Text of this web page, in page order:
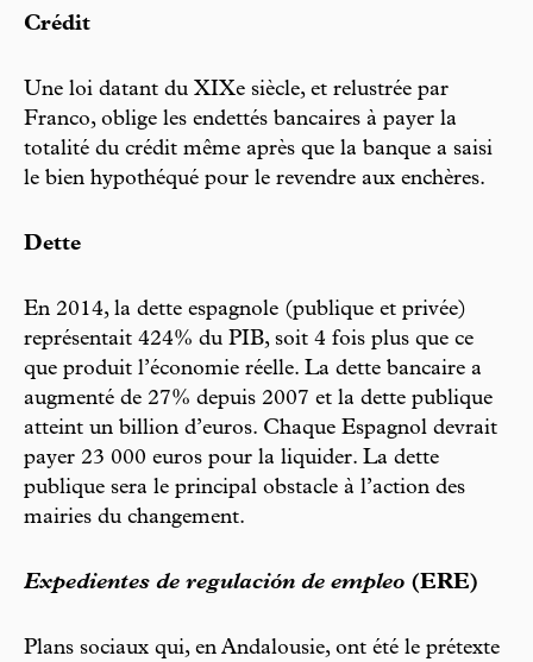
Crédit
Une loi datant du XIXe siècle, et relustrée par
Franco, oblige les endettés bancaires à payer la
totalité du crédit même après que la banque a saisi
le bien hypothéqué pour le revendre aux enchères.
Dette
En 2014, la dette espagnole (publique et privée)
représentait 424% du PIB, soit 4 fois plus que ce
que produit l’économie réelle. La dette bancaire a
augmenté de 27% depuis 2007 et la dette publique
atteint un billion d’euros. Chaque Espagnol devrait
payer 23 000 euros pour la liquider. La dette
publique sera le principal obstacle à l’action des
mairies du changement.
Expedientes de regulación de empleo (ERE)
Plans sociaux qui, en Andalousie, ont été le prétexte